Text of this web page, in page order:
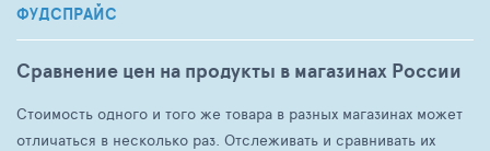
ФУДСПРАЙС
Сравнение цен на продукты в магазинах России
Стоимость одного и того же товара в разных магазинах может
отличаться в несколько раз. Отслеживать и сравнивать их